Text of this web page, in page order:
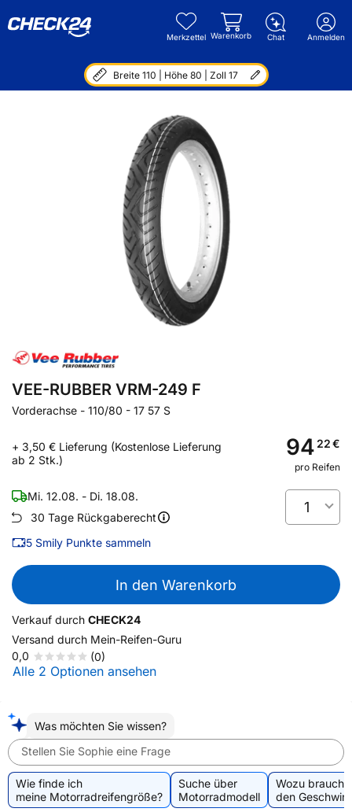
Merkzettel Warenkorb Chat Anmelden
Breite 110 | Höhe 80 | Zoll 17
VEE-RUBBER VRM-249 F
Vorderachse - 110/80 - 17 57 S
+ 3,50 € Lieferung (Kostenlose Lieferung
ab 2 Stk.)
94 22€
pro Reifen
Mi. 12.08. - Di. 18.08.
30 Tage Rückgaberecht
5 Smily Punkte sammeln
1
In den Warenkorb
Verkauf durch CHECK24
Versand durch Mein-Reifen-Guru
0,0
(0)
Alle 2 Optionen ansehen
Was möchten Sie wissen?
Stellen Sie Sophie eine Frage
Wie finde ich
meine Motorradreifengröße?
Suche über
Motorradmodell
Wozu
den